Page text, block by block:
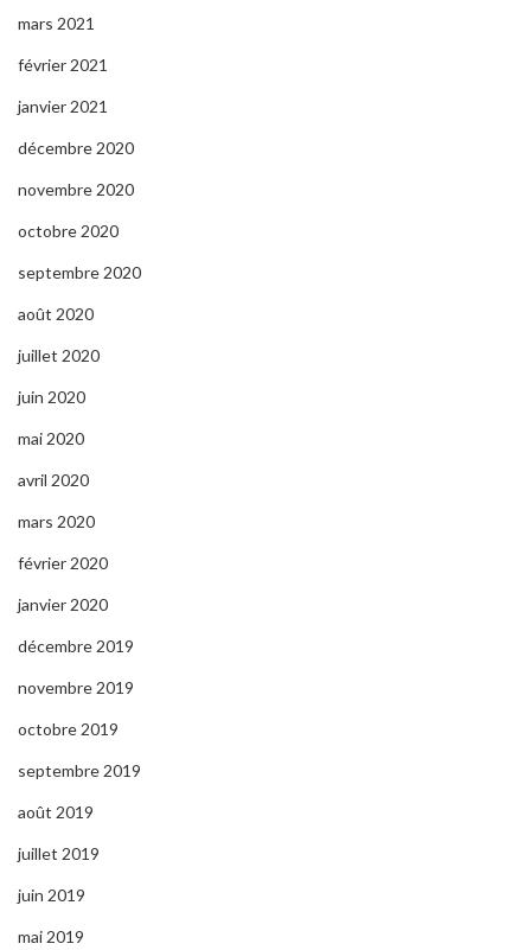
mars 2021
février 2021
janvier 2021
décembre 2020
novembre 2020
octobre 2020
septembre 2020
août 2020
juillet 2020
juin 2020
mai 2020
avril 2020
mars 2020
février 2020
janvier 2020
décembre 2019
novembre 2019
octobre 2019
septembre 2019
août 2019
juillet 2019
juin 2019
mai 2019